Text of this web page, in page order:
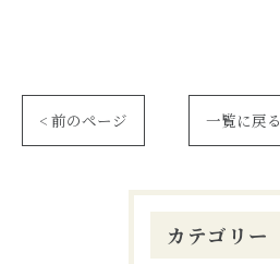
< 前のページ 一覧に戻る
カテゴリー